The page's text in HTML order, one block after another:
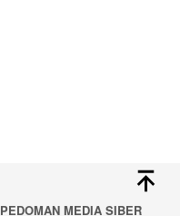
PEDOMAN MEDIA SIBER